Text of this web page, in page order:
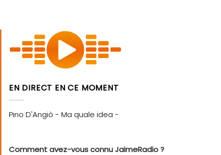
EN DIRECT EN CE MOMENT
Comment avez-vous connu JaimeRadio ?